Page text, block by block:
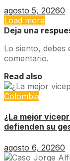
agosto 5, 20260
Load more
Deja una
Lo siento, debes
comentario.
Read also
Colombia
¿La mejor
defienden su
agosto 6, 20260